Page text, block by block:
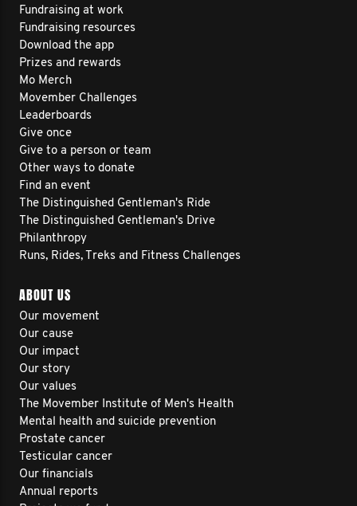
Fundraising at work
Fundraising resources
Download the app
Prizes and rewards
Mo Merch
Movember Challenges
Leaderboards
Give once
Give to a person or team
Other ways to donate
Find an event
The Distinguished Gentleman's Ride
The Distinguished Gentleman's Drive
Philanthropy
Runs, Rides, Treks and Fitness Challenges
ABOUT US
Our movement
Our cause
Our impact
Our story
Our values
The Movember Institute of Men's Health
Mental health and suicide prevention
Prostate cancer
Testicular cancer
Our financials
Annual reports